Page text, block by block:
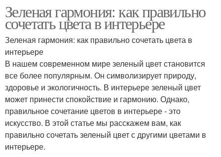
Зеленая гармония: как правильно
сочетать цвета в интерьере
Зеленая гармония: как правильно сочетать цвета в
интерьере
В нашем современном мире зеленый цвет становится
все более популярным. Он символизирует природу,
здоровье и экологичность. В интерьере зеленый цвет
может принести спокойствие и гармонию. Однако,
правильное сочетание цветов в интерьере - это
искусство. В этой статье мы расскажем вам, как
правильно сочетать зеленый цвет с другими цветами в
интерьере.